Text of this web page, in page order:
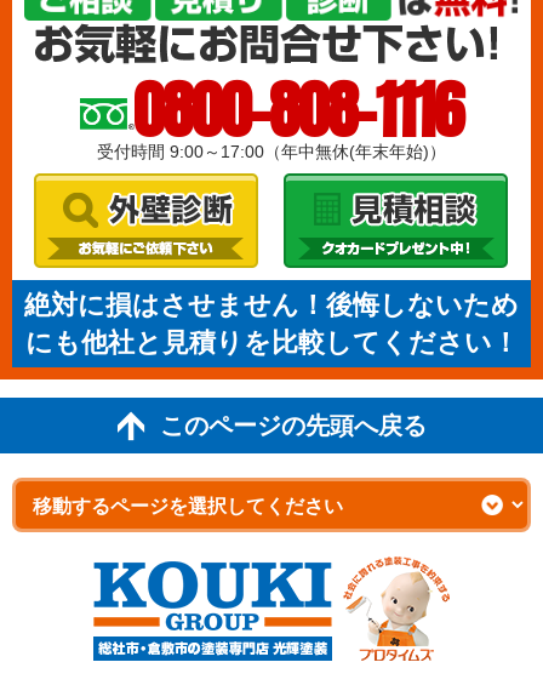
0800-808-1116
受付時間 9:00～17:00（年中無休(年末年始)）
絶対に損はさせません！後悔しないため
にも他社と見積りを比較してください！
このページの先頭へ戻る